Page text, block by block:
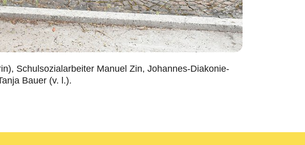
Schulsozialarbeiter Manuel Zin, Johannes-Diakonie-
Bauer (v. l.).